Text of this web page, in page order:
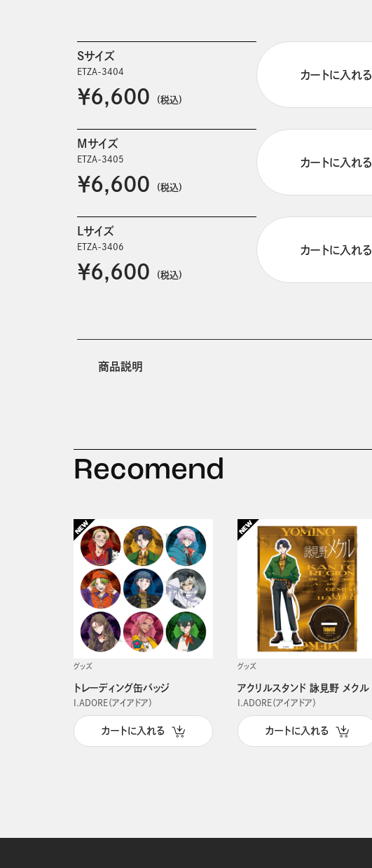
Sサイズ
ETZA-3404
￥6,600 (税込)
カートに入れる
Mサイズ
ETZA-3405
￥6,600 (税込)
カートに入れる
Lサイズ
ETZA-3406
￥6,600 (税込)
カートに入れる
商品説明
Recomend
グッズ
トレーディング缶バッジ
I.ADORE（アイアドア）
カートに入れる
グッズ
アクリルスタンド 詠見野 メクル
I.ADORE（アイアドア）
カートに入れる